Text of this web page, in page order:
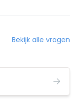
Bekijk alle vragen